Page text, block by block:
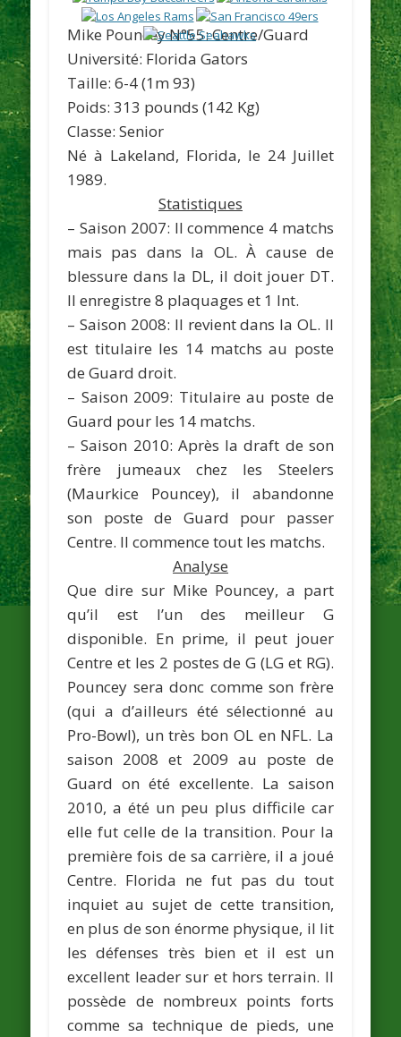
Mike PounceyN°55:Centre/Guard
Université: Florida Gators
Taille: 6-4 (1m 93)
Poids: 313 pounds (142 Kg)
Classe:Senior
Né à Lakeland, Florida, le 24 Juillet
1989.
Statistiques
– Saison 2007: Il commence 4 matchs
mais pas dans la OL. À cause de
blessure dans la DL, il doit jouer DT.
Il enregistre 8 plaquages et 1 Int.
– Saison 2008: Il revient dans la OL. Il
est titulaire les 14 matchs au poste
de Guard droit.
– Saison 2009: Titulaire au poste de
Guard pour les 14 matchs.
– Saison 2010: Après la draft de son
frère jumeaux chez les Steelers
(Maurkice Pouncey), il abandonne
son poste de Guard pour passer
Centre. Il commence tout les matchs.
Analyse
Que dire sur Mike Pouncey, a part
qu’il est l’un des meilleur G
disponible. En prime, il peut jouer
Centre et les 2 postes de G (LG et RG).
Pouncey sera donc comme son frère
(qui a d’ailleurs été sélectionné au
Pro-Bowl), un très bon OL en NFL. La
saison 2008 et 2009 au poste de
Guard on été excellente. La saison
2010, a été un peu plus difficile car
elle fut celle de la transition. Pour la
première fois de sa carrière, il a joué
Centre. Florida ne fut pas du tout
inquiet au sujet de cette transition,
en plus de son énorme physique, il lit
les défenses très bien et il est un
excellent leader sur et hors terrain. Il
possède de nombreux points forts
comme sa technique de pieds, une